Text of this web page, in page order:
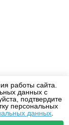
работы сайта.
данных с
подтвердите
персональных
данных